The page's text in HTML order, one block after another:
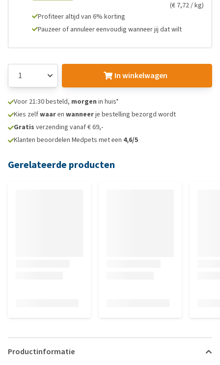
(€ 7,72 / kg)
Profiteer altijd van 6% korting
Pauzeer of annuleer eenvoudig wanneer jij dat wilt
In winkelwagen
Voor 21:30 besteld, morgen in huis*
Kies zelfwaaren wanneerje bestelling bezorgd wordt
Gratis verzending vanaf € 69,-
Klanten beoordelen Medpets met een 4,6/5
Gerelateerde producten
Productinformatie